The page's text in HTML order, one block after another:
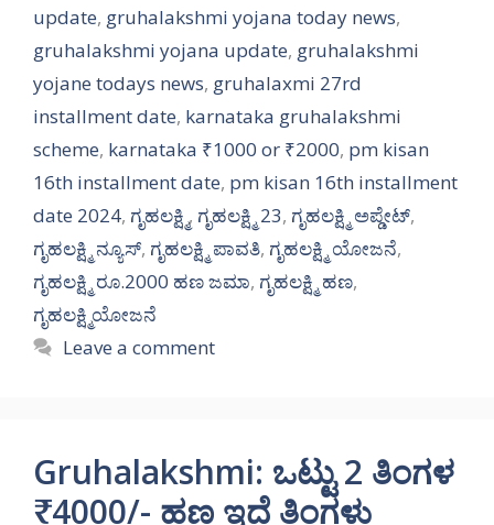
update, gruhalakshmi yojana today news,
gruhalakshmi yojana update, gruhalakshmi
yojane todays news, gruhalaxmi 27rd
installment date, karnataka gruhalakshmi
scheme, karnataka ₹1000 or ₹2000, pm kisan
16th installment date, pm kisan 16th installment
date 2024, ಗೃಹಲಕ್ಷ್ಮಿ, ಗೃಹಲಕ್ಷ್ಮಿ 23, ಗೃಹಲಕ್ಷ್ಮಿ ಅಪ್ಡೇಟ್,
ಗೃಹಲಕ್ಷ್ಮಿ ನ್ಯೂಸ್, ಗೃಹಲಕ್ಷ್ಮಿ ಪಾವತಿ, ಗೃಹಲಕ್ಷ್ಮಿ ಯೋಜನೆ,
ಗೃಹಲಕ್ಷ್ಮಿ ರೂ.2000 ಹಣ ಜಮಾ, ಗೃಹಲಕ್ಷ್ಮಿ ಹಣ,
ಗೃಹಲಕ್ಷ್ಮಿಯೋಜನೆ
Leave a comment
Gruhalakshmi: ಒಟ್ಟು 2 ತಿಂಗಳ
₹4000/- ಹಣ ಇದೆ ತಿಂಗಳು